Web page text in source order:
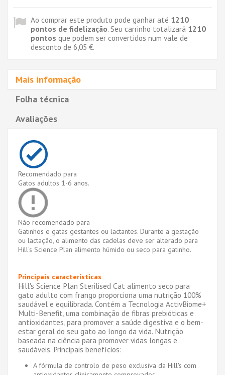
Ao comprar este produto pode ganhar até 1210
pontos de fidelização. Seu carrinho totalizará 1210
pontos que podem ser convertidos num vale de
desconto de 6,05 €.
Mais informação
Folha técnica
Avaliações
Recomendado para
Gatos adultos 1-6 anos.
Não recomendado para
Gatinhos e gatas gestantes ou lactantes. Durante a gestação
ou lactação, o alimento das cadelas deve ser alterado para
Hill's Science Plan alimento húmido ou seco para gatinho.
Principais características
Hill's Science Plan Sterilised Cat alimento seco para
gato adulto com frango proporciona uma nutrição 100%
saudável e equilibrada. Contém a Tecnologia ActivBiome+
Multi-Benefit, uma combinação de fibras prebióticas e
antioxidantes, para promover a saúde digestiva e o bem-
estar geral do seu gato ao longo da vida. Nutrição
baseada na ciência para promover vidas longas e
saudáveis. Principais benefícios:
A fórmula de controlo de peso exclusiva da Hill's com